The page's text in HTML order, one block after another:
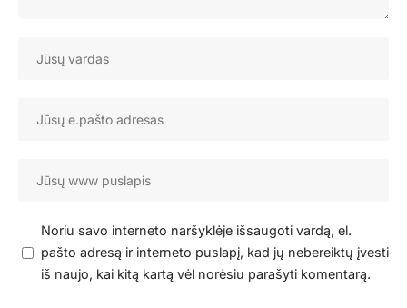
Noriu savo interneto naršyklėje išsaugoti vardą, el.
pašto adresą ir interneto puslapį, kad jų nebereiktų įvesti
iš naujo, kai kitą kartą vėl norėsiu parašyti komentarą.